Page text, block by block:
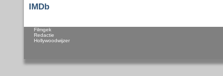
IMDb
Filmgek
Redactie
Hollywoodwijzer